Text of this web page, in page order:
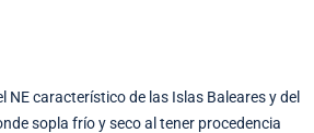
NE característico de las Islas Baleares y del
sopla frío y seco al tener procedencia